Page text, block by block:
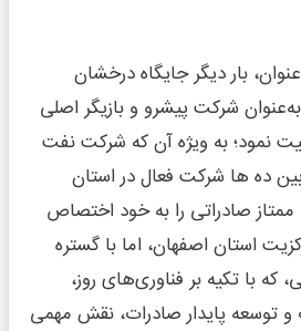
بار دیگر جایگاه درخشان
شرکت پیشرو و بازیگر اصلی
نمود؛ به ویژه آن که شرکت نفت
ده ها شرکت فعال در استان
ممتاز صادراتی را به خود اختصاص
استان اصفهان، اما با گستره
که با تکیه بر فناوری‌های روز،
توسعه پایدار صادرات، نقش مهمی